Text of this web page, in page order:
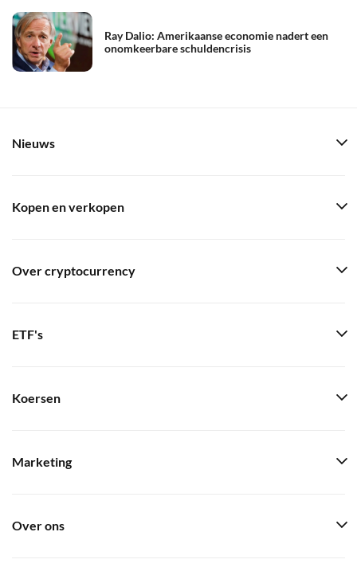
Ray Dalio: Amerikaanse economie nadert een
onomkeerbare schuldencrisis
Nieuws
Kopen en verkopen
Over cryptocurrency
ETF's
Koersen
Marketing
Over ons